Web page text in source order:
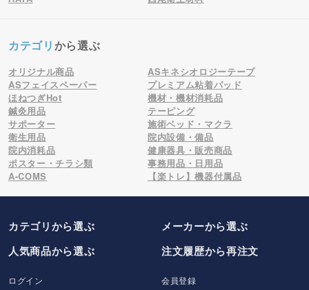
カテゴリから選ぶ
オリジナル商品
ASキネシオロジーテープ
ASフェイスペーパー
プレミアム粘着パッド
ほねつぎHot
機材・機材消耗品
鍼灸用品
テーピング
サポーター
施術ベッド・マクラ
衛生用品
院内設備・備品
院内消耗品
健康器具・販売商品
ポスター・チラシ類
事務用品・日用品
A-COMS
【楽トレ】機器付属品
カテゴリから選ぶ メーカーから選ぶ
人気商品から選ぶ
注文履歴から再注文
ログイン 会員登録